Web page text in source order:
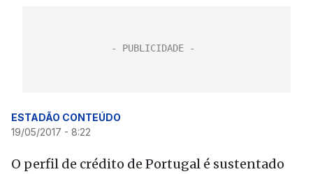
ESTADÃO CONTEÚDO
19/05/2017 - 8:22
O perfil de crédito de Portugal é sustentado